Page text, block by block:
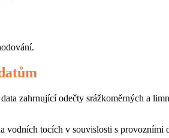
zahrnující odečty srážkoměrných a
vodních tocích v souvislosti s provozními